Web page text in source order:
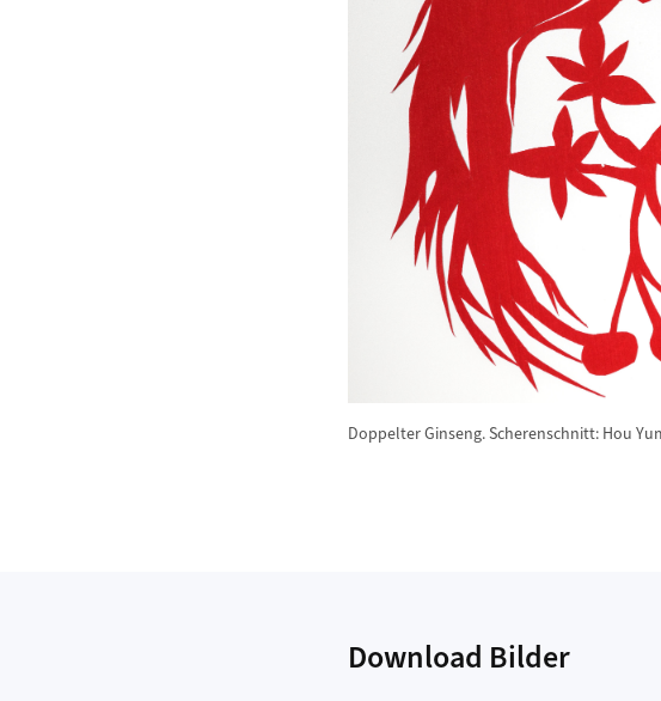
Doppelter Ginseng. Scherenschnitt: Hou
Download Bilder